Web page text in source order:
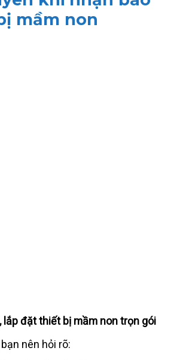
mầm non
lắp đặt thiết bị mầm non trọn gói
nên hỏi rõ: